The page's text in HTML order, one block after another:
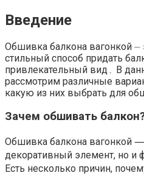
Введение
Обшивка балкона вагонкой ⏤
стильный способ придать
привлекательный вид․ В
рассмотрим различные
какую из них выбрать для
Зачем обшивать
Обшивка балкона вагонкой
декоративный элемент, но и
Есть несколько причин,